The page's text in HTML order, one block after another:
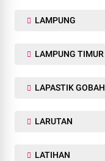
LAMPUNG
LAMPUNG TIMUR
LAPASTIK GOBAH
LARUTAN
LATIHAN